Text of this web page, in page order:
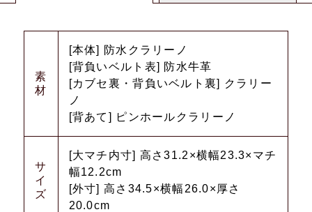
素
材
[本体] 防水クラリーノ
[背負いベルト表] 防水牛革
[カブセ裏・背負いベルト裏] クラリー
ノ
[背あて] ピンホールクラリーノ
サ
イ
ズ
[大マチ内寸] 高さ31.2×横幅23.3×マチ
幅12.2cm
[外寸] 高さ34.5×横幅26.0×厚さ
20.0cm